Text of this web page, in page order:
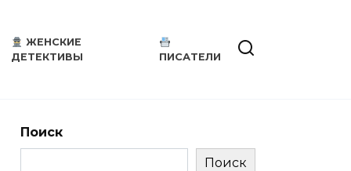
ЖЕНСКИЕ
ДЕТЕКТИВЫ
ПИСАТЕЛИ
Поиск
Поиск